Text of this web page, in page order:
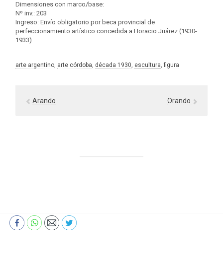
Dimensiones con marco/base:
Nº inv.: 203
Ingreso: Envío obligatorio por beca provincial de
perfeccionamiento artístico concedida a Horacio Juárez (1930-
1933)
arte argentino, arte córdoba, década 1930, escultura, figura
Arando Orando